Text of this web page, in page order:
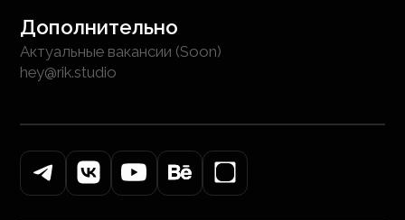
Дополнительно
Актуальные вакансии (Soon)
hey@rik.studio